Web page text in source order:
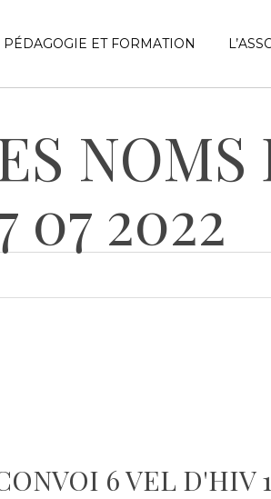
PÉDAGOGIE ET FORMATION
07 2022
6 VEL D'HIV